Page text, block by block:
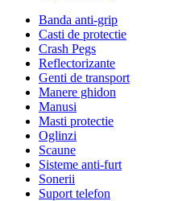
Banda anti-grip
Casti de protectie
Crash Pegs
Reflectorizante
Genti de transport
Manere ghidon
Manusi
Masti protectie
Oglinzi
Scaune
Sisteme anti-furt
Sonerii
Suport telefon